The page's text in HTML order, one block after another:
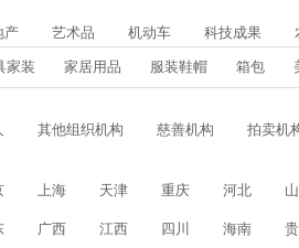
产 艺术品 机动车 科技成果
家装 家居用品 服装鞋帽 箱包
其他组织机构 慈善机构 拍卖机
上海 天津 重庆 河北
广西 江西 四川 海南